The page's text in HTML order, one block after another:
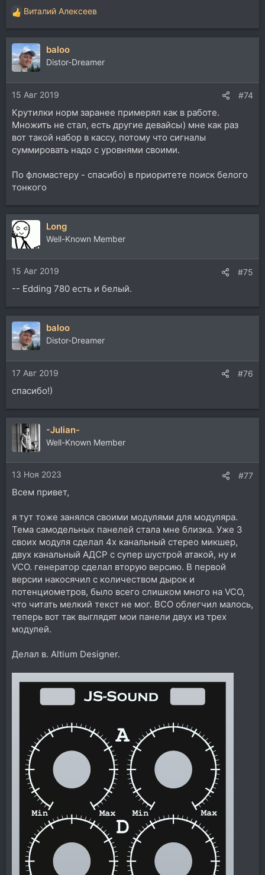
Р
е
а
к
ц
и
и
:
Виталий Алексеев
baloo
Distor-Dreamer
15 Авг 2019 #74
Крутилки норм заранее примерял как в работе.
Множить не стал, есть другие девайсы) мне как раз
вот такой набор в кассу, потому что сигналы
суммировать надо с уровнями своими.
По фломастеру - спасибо) в приоритете поиск белого
тонкого
Long
Well-Known Member
15 Авг 2019 #75
-- Edding 780 есть и белый.
baloo
Distor-Dreamer
17 Авг 2019 #76
спасибо!)
-Julian-
Well-Known Member
13 Ноя 2023 #77
Всем привет,
я тут тоже занялся своими модулями для модуляра.
Тема самодельных панелей стала мне близка. Уже 3
своих модуля сделал 4х канальный стерео микшер,
двух канальный АДСР с супер шустрой атакой, ну и
VCO. генератор сделал вторую версию. В первой
версии накосячил с количеством дырок и
потенциометров, было всего слишком много на VCO,
что читать мелкий текст не мог. ВСО облегчил малось,
теперь вот так выглядят мои панели двух из трех
модулей.
Делал в. Altium Designer.